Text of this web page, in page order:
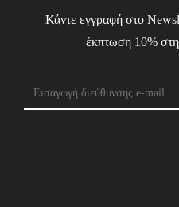
Κάντε εγγραφή στο
έκπτωση 10%